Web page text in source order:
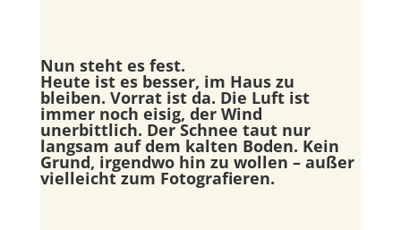
Nun steht es fest.
Heute ist es besser, im Haus zu
bleiben. Vorrat ist da. Die Luft ist
immer noch eisig, der Wind
unerbittlich. Der Schnee taut nur
langsam auf dem kalten Boden. Kein
Grund, irgendwo hin zu wollen – außer
vielleicht zum Fotografieren.